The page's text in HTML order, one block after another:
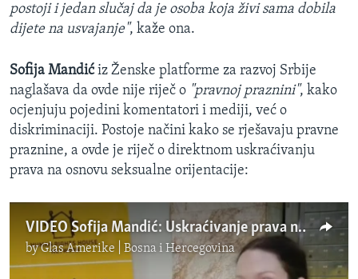
postoji i jedan slučaj da je osoba koja živi sama dobila
dijete na usvajanje", kaže ona.
Sofija Mandićiz Ženske platforme za razvoj Srbije
naglašava da ovde nije riječ o "pravnoj praznini", kako
ocjenjuju pojedini komentatori i mediji, već o
diskriminaciji. Postoje načini kako se rješavaju pravne
praznine, a ovde je riječ o direktnom uskraćivanju
prava na osnovu seksualne orijentacije:
VIDEO Sofija Mandić: Uskraćivanje prava na usvajanje je diskriminacija
byGlas Amerike | Bosna i Hercegovina